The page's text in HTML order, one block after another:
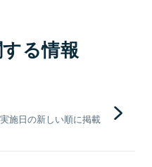
る情報
施日の新しい順に掲載